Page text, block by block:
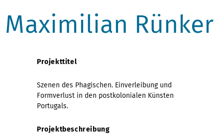
Maximilian Rünker
Projekttitel
Szenen des Phagischen. Einverleibung und
Formverlust in den postkolonialen Künsten
Portugals.
Projektbeschreibung